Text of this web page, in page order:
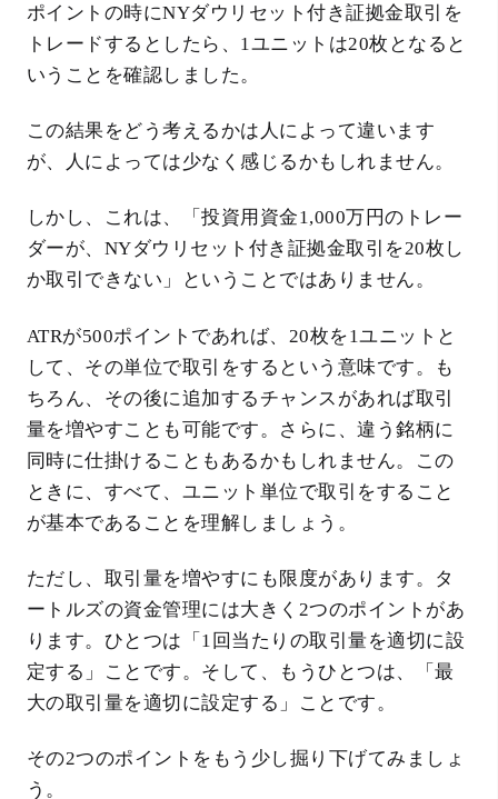
ポイントの時にNYダウリセット付き証拠金取引を
トレードするとしたら、1ユニットは20枚となると
いうことを確認しました。
この結果をどう考えるかは人によって違います
が、人によっては少なく感じるかもしれません。
しかし、これは、「投資用資金1,000万円のトレー
ダーが、NYダウリセット付き証拠金取引を20枚し
か取引できない」ということではありません。
ATRが500ポイントであれば、20枚を1ユニットと
して、その単位で取引をするという意味です。も
ちろん、その後に追加するチャンスがあれば取引
量を増やすことも可能です。さらに、違う銘柄に
同時に仕掛けることもあるかもしれません。この
ときに、すべて、ユニット単位で取引をすること
が基本であることを理解しましょう。
ただし、取引量を増やすにも限度があります。タ
ートルズの資金管理には大きく2つのポイントがあ
ります。ひとつは「1回当たりの取引量を適切に設
定する」ことです。そして、もうひとつは、「最
大の取引量を適切に設定する」ことです。
その2つのポイントをもう少し掘り下げてみましょ
う。